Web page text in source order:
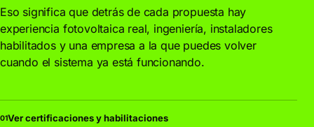
Eso significa que detrás de cada propuesta hay
experiencia fotovoltaica real, ingeniería, instaladores
habilitados y una empresa a la que puedes volver
cuando el sistema ya está funcionando.
01Ver certificaciones y habilitaciones